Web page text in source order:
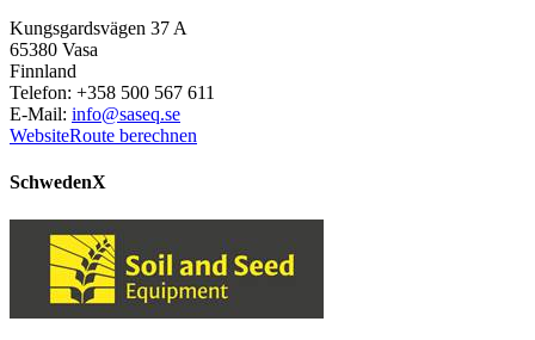
Kungsgardsvägen 37 A
65380 Vasa
Finnland
Telefon: +358 500 567 611
E-Mail: info@saseq.se
WebsiteRoute berechnen
SchwedenX